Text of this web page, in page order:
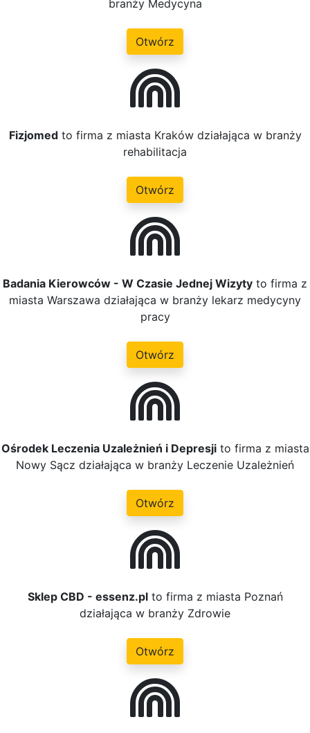
branży Medycyna
Otwórz
Fizjomedto firma z miasta Kraków działająca w branży
rehabilitacja
Otwórz
Badania Kierowców - W Czasie Jednej Wizyty to firma z
miasta Warszawa działająca w branży lekarz medycyny
pracy
Otwórz
Ośrodek Leczenia Uzależnień i Depresjito firma z miasta
Nowy Sącz działająca w branży Leczenie Uzależnień
Otwórz
Sklep CBD - essenz.plto firma z miasta Poznań
działająca w branży Zdrowie
Otwórz